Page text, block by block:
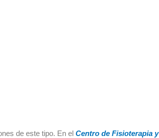
de este tipo. En el Centro de Fisioterapia y